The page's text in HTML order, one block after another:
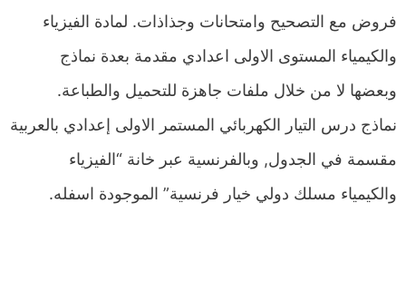
فروض مع التصحيح وامتحانات وجذاذات. لمادة الفيزياء
والكيمياء المستوى الاولى اعدادي مقدمة بعدة نماذج
وبعضها لا من خلال ملفات جاهزة للتحميل والطباعة.
نماذج درس التيار الكهربائي المستمر الاولى إعدادي بالعربية
مقسمة في الجدول, وبالفرنسية عبر خانة “الفيزياء
والكيمياء مسلك دولي خيار فرنسية” الموجودة اسفله.